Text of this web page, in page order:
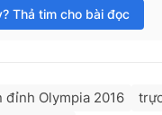
Thả tim cho bài đọc
Olympia 2016